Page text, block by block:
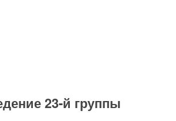
23-й группы